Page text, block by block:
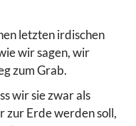
letzten irdischen
wir sagen, wir
zum Grab.
wir sie zwar als
zur Erde werden soll,